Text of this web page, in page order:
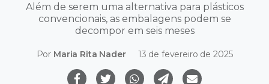
Além de serem uma alternativa para plásticos
convencionais, as embalagens podem se
decompor em seis meses
Por Maria Rita Nader 13 de fevereiro de 2025